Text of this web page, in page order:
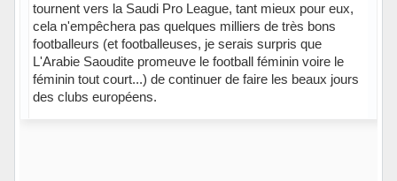
tournent vers la Saudi Pro League, tant mieux pour eux,
cela n'empêchera pas quelques milliers de très bons
footballeurs (et footballeuses, je serais surpris que
L'Arabie Saoudite promeuve le football féminin voire le
féminin tout court...) de continuer de faire les beaux jours
des clubs européens.